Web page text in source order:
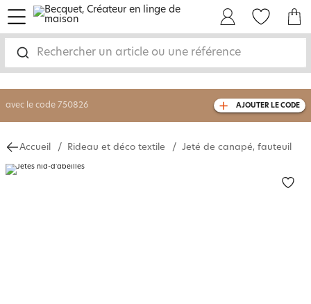
Rechercher un article ou une référence
menu
-30% sur votre commandedès 2 articles
livraison GRATUITEdès 110€ d'achat
avec le code 750826 AJOUTER LE CODE
Accueil Rideau et déco textile Jeté de canapé, fauteuil